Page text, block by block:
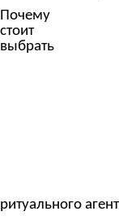
Почему
стоит
выбрать
ритуального